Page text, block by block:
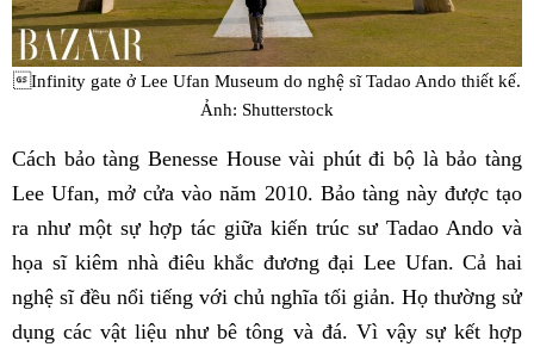
Infinity gate ở Lee Ufan Museum do nghệ sĩ Tadao Ando thiết kế.
Ảnh: Shutterstock
Cách bảo tàng Benesse House vài phút đi bộ là bảo tàng
Lee Ufan, mở cửa vào năm 2010. Bảo tàng này được tạo
ra như một sự hợp tác giữa kiến ​​trúc sư Tadao Ando và
họa sĩ kiêm nhà điêu khắc đương đại Lee Ufan. Cả hai
nghệ sĩ đều nổi tiếng với chủ nghĩa tối giản. Họ thường sử
dụng các vật liệu như bê tông và đá. Vì vậy sự kết hợp